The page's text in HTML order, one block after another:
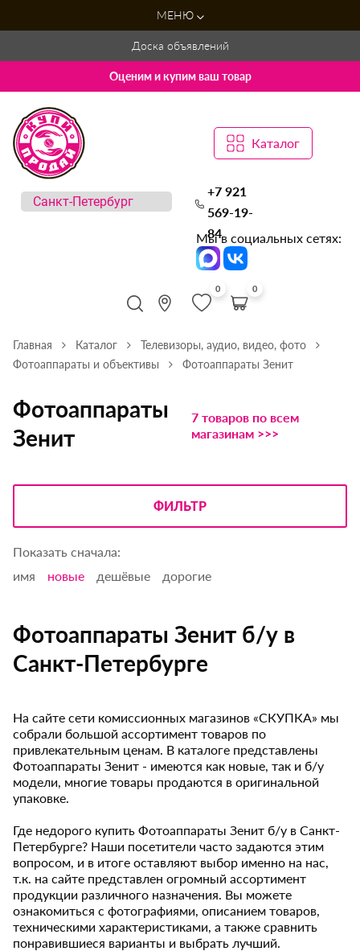
МЕНЮ
Доска объявлений
Оценим и купим ваш товар
Каталог
+7 921
569-19-
84
Мы в социальных сетях:
0 0
Главная Каталог
Телевизоры, аудио, видео, фото
Фотоаппараты и объективы
Фотоаппараты Зенит
Фотоаппараты
Зенит
7 товаров по всем
магазинам >>>
ФИЛЬТР
Показать сначала:
имя
новые дешёвые дорогие
Фотоаппараты Зенит б/у в
Санкт-Петербурге
На сайте сети комиссионных магазинов «СКУПКА» мы
собрали большой ассортимент товаров по
привлекательным ценам. В каталоге представлены
Фотоаппараты Зенит - имеются как новые, так и б/у
модели, многие товары продаются в оригинальной
упаковке.
Где недорого купить Фотоаппараты Зенит б/у в Санкт-
Петербурге? Наши посетители часто задаются этим
вопросом, и в итоге оставляют выбор именно на нас,
т.к. на сайте представлен огромный ассортимент
продукции различного назначения. Вы можете
ознакомиться с фотографиями, описанием товаров,
техническими характеристиками, а также сравнить
понравившиеся варианты и выбрать лучший.